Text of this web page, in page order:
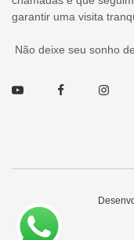
garantir uma visita
Não deixe seu sonho
Youtube Facebook